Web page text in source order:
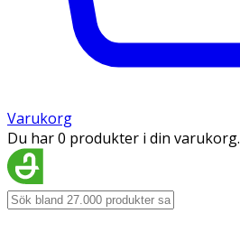
Varukorg
Du har 0 produkter i din varukorg.